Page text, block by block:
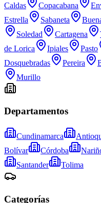
Caldas
Copacabana
Estrella
Sabaneta
Soledad
Cartagena
de Lorica
Ipiales Pasto
Dosquebradas
Pereira
Murillo
Departamentos
Cundinamarca
Bolívar
Córdoba
Santander
Tolima
Categorías